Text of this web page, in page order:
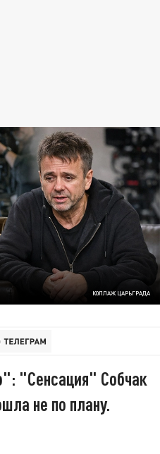
КОЛЛАЖ ЦАРЬГРАДА
"Сенсация" Собчак
не по плану.